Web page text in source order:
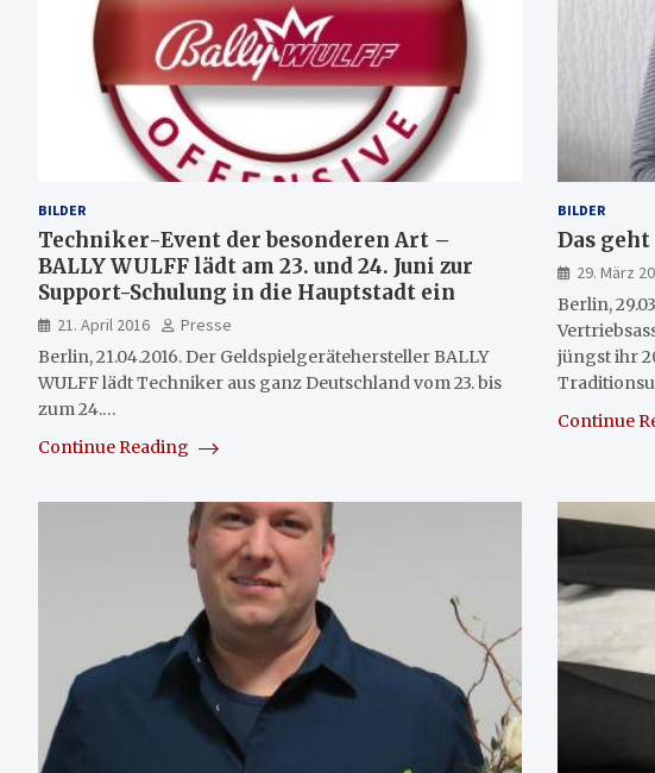
BILDER
Techniker-Event der besonderen Art –
BALLY WULFF lädt am 23. und 24. Juni zur
Support-Schulung in die Hauptstadt ein
21. April 2016
Presse
Berlin, 21.04.2016. Der Geldspielgerätehersteller BALLY
WULFF lädt Techniker aus ganz Deutschland vom 23. bis
zum 24.…
Continue Reading
BILDER
Das
29. März
Berlin,
jüngst ihr
Continue